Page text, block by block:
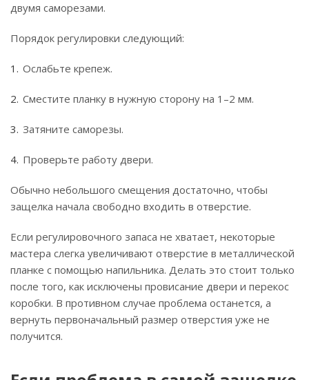
двумя саморезами.
Порядок регулировки следующий:
Ослабьте крепеж.
Сместите планку в нужную сторону на 1–2 мм.
Затяните саморезы.
Проверьте работу двери.
Обычно небольшого смещения достаточно, чтобы
защелка начала свободно входить в отверстие.
Если регулировочного запаса не хватает, некоторые
мастера слегка увеличивают отверстие в металлической
планке с помощью напильника. Делать это стоит только
после того, как исключены провисание двери и перекос
коробки. В противном случае проблема останется, а
вернуть первоначальный размер отверстия уже не
получится.